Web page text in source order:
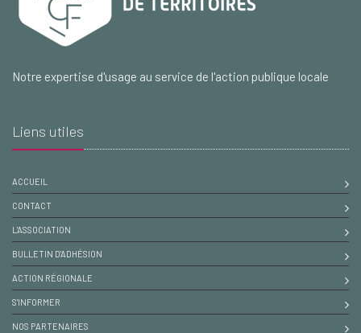
Notre expertise d'usage au service de l'action publique locale
Liens utiles
ACCUEIL
CONTACT
L'ASSOCIATION
BULLETIN D'ADHÉSION
ACTION RÉGIONALE
S'INFORMER
NOS PARTENAIRES